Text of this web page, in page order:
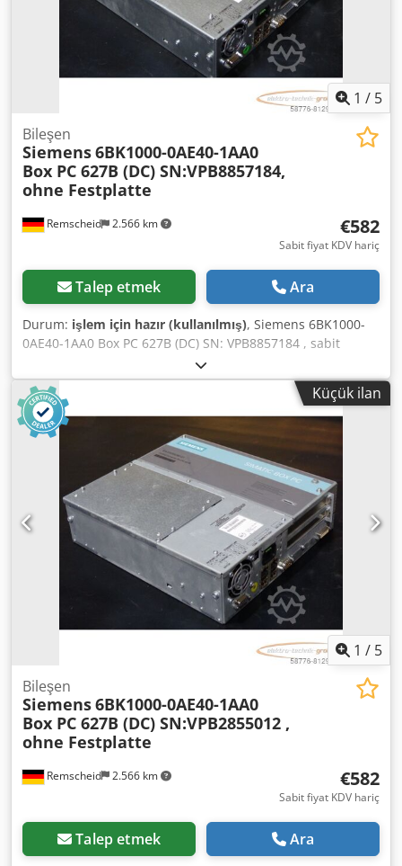
1 / 5
Remscheid 2.566 km
Bileşen
Siemens6BK1000-0AE40-1AA0
Box PC 627B (DC) SN:VPB8857184,
ohne Festplatte
€582
Sabit fiyat KDV hariç
Talep etmek Ara
Durum: işlem için hazır (kullanılmış), Siemens 6BK1000-
0AE40-1AA0 Box PC 627B (DC) SN: VPB8857184 , sabit
disksiz, seri no. fotoğrafa göre, kullanılmış, iyi durumda,
%100 işlevsel, teslimat kapsamı fotoğraflara göre. Dkodpsi
Edk Tjfx Adpsr
Küçük ilan
1 / 5
Remscheid 2.566 km
Bileşen
Siemens6BK1000-0AE40-1AA0
Box PC 627B (DC) SN:VPB2855012 ,
ohne Festplatte
€582
Sabit fiyat KDV hariç
Talep etmek Ara